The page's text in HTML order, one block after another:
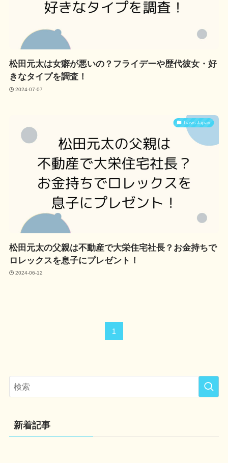
松田元太は女癖が悪いの？フライデーや歴代彼女・好
きなタイプを調査！
2024-07-07
Travis Japan
松田元太の父親は不動産で大栄住宅社長？お金持ちで
ロレックスを息子にプレゼント！
2024-06-12
1
新着記事